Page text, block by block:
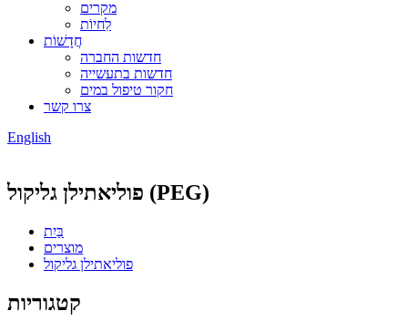
מקרים
לִחיוֹת
חֲדָשׁוֹת
חדשות החברה
חדשות בתעשייה
חקור טיפול במים
צרו קשר
English
פוליאתילן גליקול (PEG)
בַּיִת
מוצרים
פוליאתילן גליקול
קטגוריות